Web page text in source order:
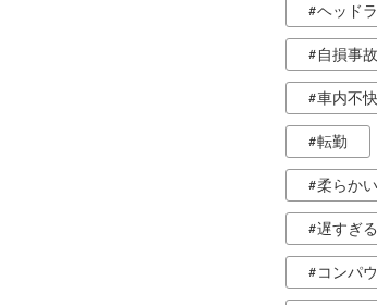
ヘッド
自損事
車内不
転勤
柔らか
遅すぎ
コンパ